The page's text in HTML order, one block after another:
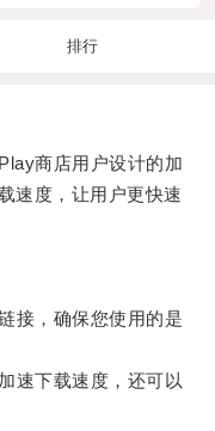
排行
商店用户设计的加
速度，让用户更快速
，确保您使用的是
下载速度，还可以